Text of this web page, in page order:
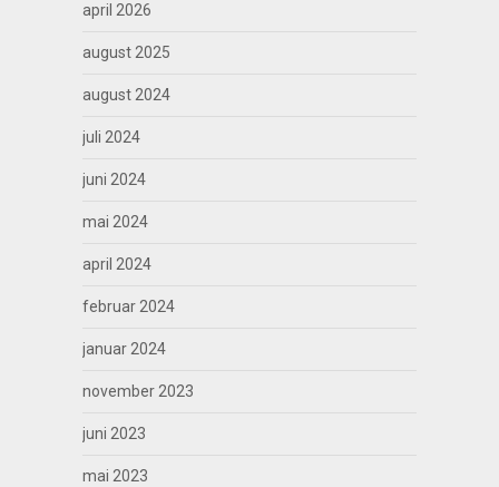
april 2026
august 2025
august 2024
juli 2024
juni 2024
mai 2024
april 2024
februar 2024
januar 2024
november 2023
juni 2023
mai 2023